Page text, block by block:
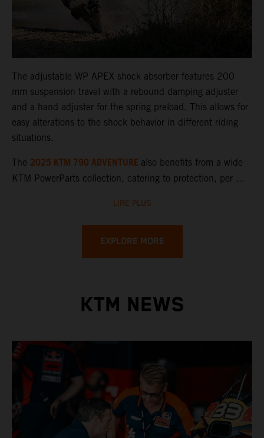
The adjustable WP APEX shock absorber features 200
mm suspension travel with a rebound damping adjuster
and a hand adjuster for the spring preload. This allows for
easy alterations to the shock behavior in different riding
situations.
The 2025 KTM 790 ADVENTURE also benefits from a wide
KTM PowerParts collection, catering to protection, per ...
LIRE PLUS
EXPLORE MORE
KTM NEWS